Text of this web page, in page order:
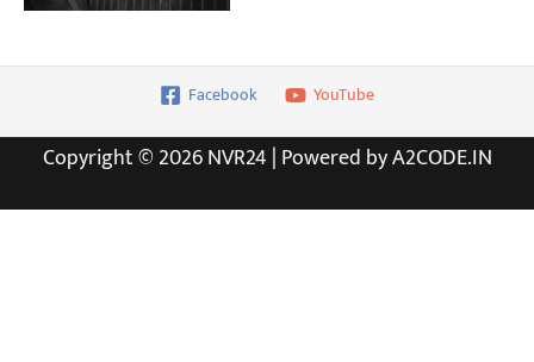
Facebook YouTube
Copyright © 2026 NVR24 | Powered by A2CODE.IN